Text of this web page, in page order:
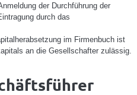
der Durchführung der
durch das
im Firmenbuch ist
an die Gesellschafter zulässig.